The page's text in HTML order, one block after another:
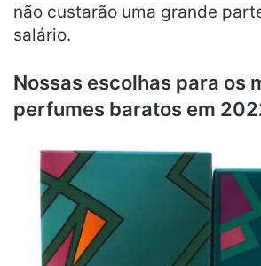
não custarão uma grande
salário.
Nossas escolhas para os
perfumes baratos em